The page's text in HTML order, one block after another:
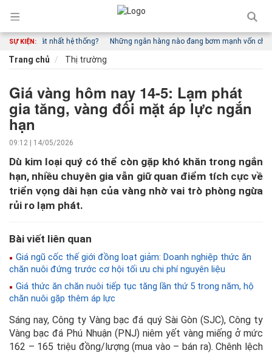
SỰ KIỆN:
vốn đắt nhất hệ thống? Những ngân hàng nào đang bơm mạnh vốn cho vay
Trang chủ Thị trường
Giá vàng hôm nay 14-5: Lạm phát
gia tăng, vàng đối mặt áp lực ngắn
hạn
09:12 | 14/05/2026
Dù kim loại quý có thể còn gặp khó khăn trong ngắn
hạn, nhiều chuyên gia vẫn giữ quan điểm tích cực về
triển vọng dài hạn của vàng nhờ vai trò phòng ngừa
rủi ro lạm phát.
Bài viết liên quan
Giá ngũ cốc thế giới đồng loạt giảm: Doanh nghiệp thức ăn
chăn nuôi đứng trước cơ hội tối ưu chi phí nguyên liệu
Giá thức ăn chăn nuôi tiếp tục tăng lần thứ 5 trong năm, hộ
chăn nuôi gặp thêm áp lực
Sáng nay, Công ty Vàng bạc đá quý Sài Gòn (SJC), Công ty
Vàng bạc đá Phú Nhuận (PNJ) niêm yết vàng miếng ở mức
162 – 165 triệu đồng/lượng (mua vào – bán ra). Chênh lệch